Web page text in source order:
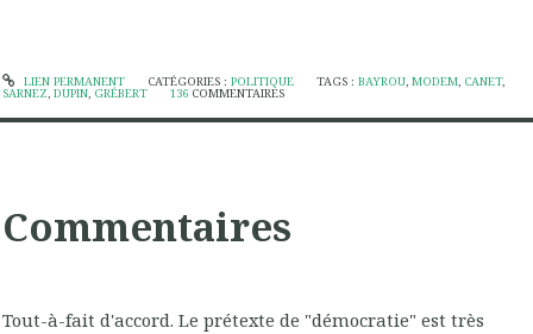
LIEN PERMANENT CATÉGORIES : POLITIQUE TAGS :BAYROU,MODEM, CANET,
SARNEZ, DUPIN, GRÉBERT 136 COMMENTAIRES
Commentaires
Tout-à-fait d'accord. Le prétexte de "démocratie" est très